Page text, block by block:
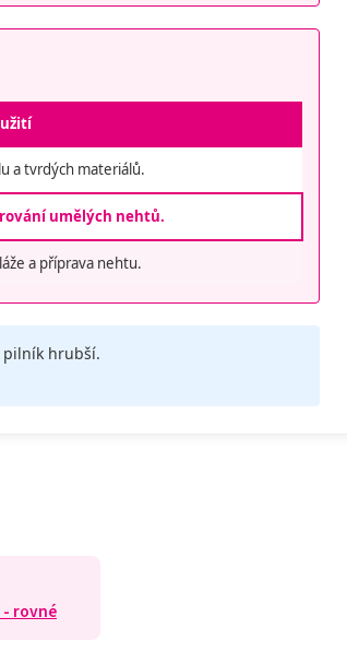
a tvrdých materiálů.
umělých nehtů.
a příprava nehtu.
pilník hrubší.
rovné